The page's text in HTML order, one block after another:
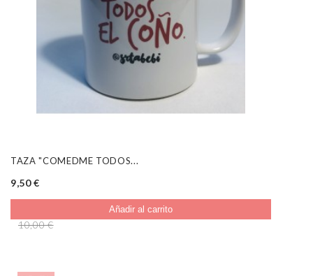
TAZA "COMEDME TODOS...
9,50 €
Añadir al carrito
10,00 €